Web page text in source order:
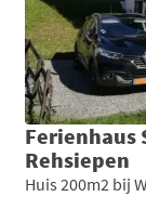
Ferienhaus
Rehsiepen
Huis 200m2 bij